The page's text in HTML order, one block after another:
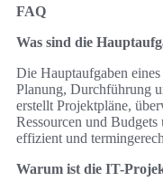
FAQ
Was sind die
Die Hauptaufgaben
Planung, Durchführung
erstellt Projektpläne,
Ressourcen und Budgets
effizient und
Warum ist die IT-